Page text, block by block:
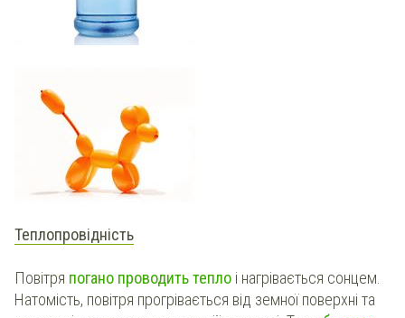
Теплопровідність
Повітря погано проводить тепло і нагрівається сонцем.
Натомість, повітря прогрівається від земної поверхні та